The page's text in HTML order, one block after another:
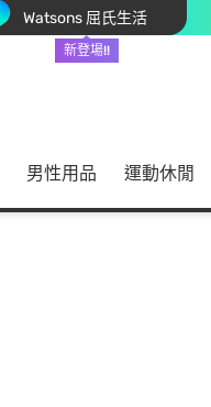
Watsons 屈氏生活
新登場!!
男性用品 運動休閒